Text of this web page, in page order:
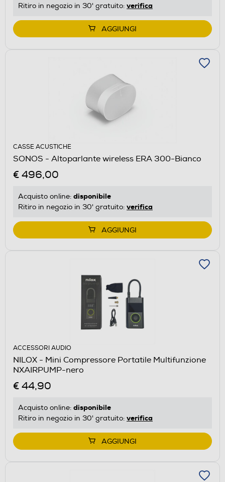
Ritiro in negozio in 30' gratuito: verifica
AGGIUNGI
CASSE ACUSTICHE
SONOS - Altoparlante wireless ERA 300-Bianco
€ 496,00
Acquisto online: disponibile
Ritiro in negozio in 30' gratuito: verifica
AGGIUNGI
ACCESSORI AUDIO
NILOX - Mini Compressore Portatile Multifunzione
NXAIRPUMP-nero
€ 44,90
Acquisto online: disponibile
Ritiro in negozio in 30' gratuito: verifica
AGGIUNGI